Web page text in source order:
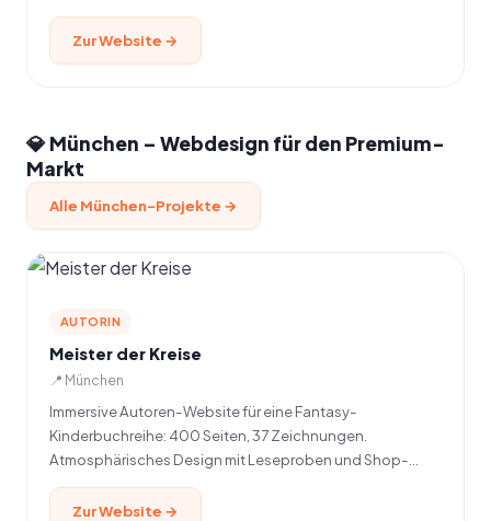
Zur Website →
💎 München – Webdesign für den Premium-
Markt
Alle München-Projekte →
AUTORIN
Meister der Kreise
📍 München
Immersive Autoren-Website für eine Fantasy-
Kinderbuchreihe: 400 Seiten, 37 Zeichnungen.
Atmosphärisches Design mit Leseproben und Shop-
Integration.
Zur Website →